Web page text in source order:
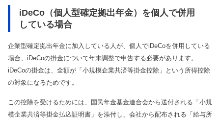
iDeCo（個人型確定拠出年金）を個人で併用
している場合
企業型確定拠出年金に加入している人が、個人でiDeCoを併用している
場合、iDeCoの掛金について年末調整で申告する必要があります。
iDeCoの掛金は、全額が「小規模企業共済等掛金控除」という所得控除
の対象になるためです。
この控除を受けるためには、国民年金基金連合会から送付される「小規
模企業共済等掛金払込証明書」を添付し、会社から配布される「給与所